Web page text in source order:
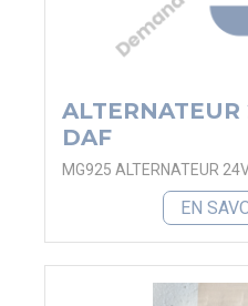
DAF
MG925
EN